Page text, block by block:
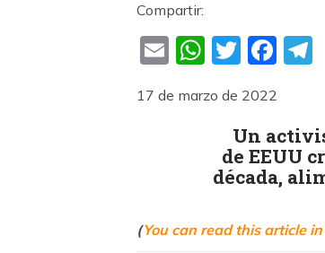
Compartir:
Email Twitter
17 de marzo de 2022
Un
de EEUU
década,
(You can read this article